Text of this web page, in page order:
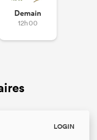
Demain
12h00
LOGIN